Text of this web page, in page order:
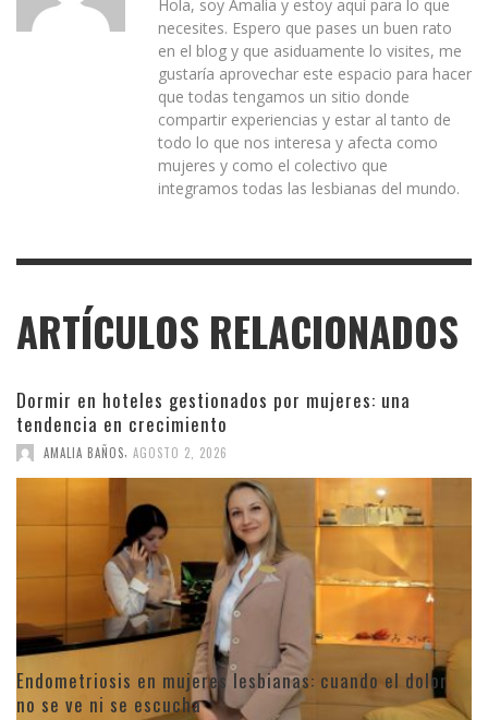
Hola, soy Amalia y estoy aquí para lo que
necesites. Espero que pases un buen rato
en el blog y que asiduamente lo visites, me
gustaría aprovechar este espacio para hacer
que todas tengamos un sitio donde
compartir experiencias y estar al tanto de
todo lo que nos interesa y afecta como
mujeres y como el colectivo que
integramos todas las lesbianas del mundo.
ARTÍCULOS RELACIONADOS
Dormir en hoteles gestionados por mujeres: una
tendencia en crecimiento
AMALIA BAÑOS AGOSTO 2, 2026
Endometriosis en mujeres lesbianas: cuando el dolor
no se ve ni se escucha